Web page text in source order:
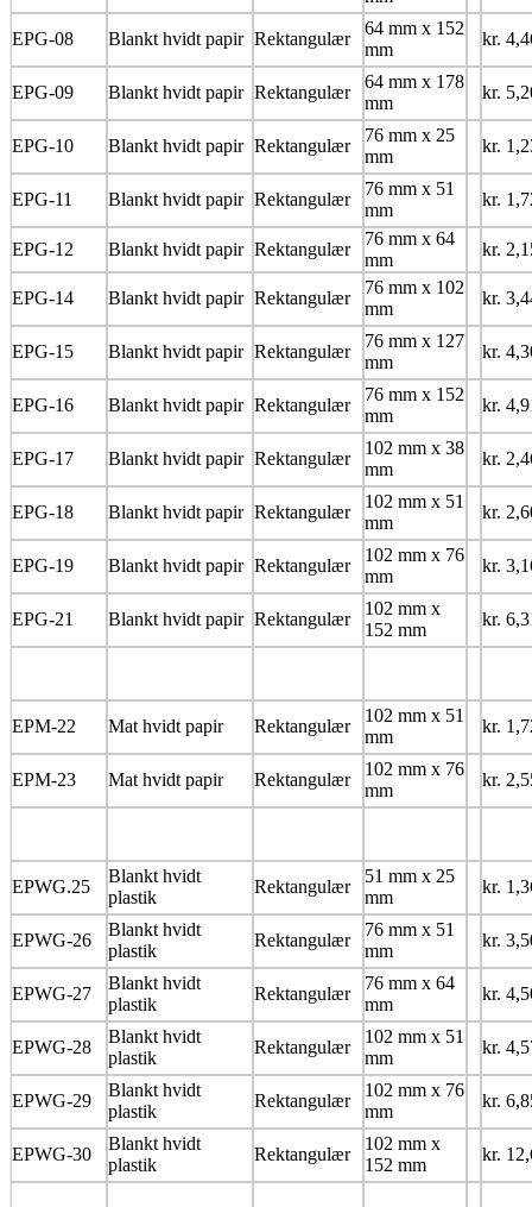
EPG-08 Blankt hvidt papir Rektangulær
64 mm x 152
mm
kr.
EPG-09 Blankt hvidt papir Rektangulær
64 mm x 178
mm
kr.
EPG-10 Blankt hvidt papir Rektangulær
76 mm x 25
mm
kr.
EPG-11 Blankt hvidt papir Rektangulær
76 mm x 51
mm
kr.
EPG-12 Blankt hvidt papir Rektangulær
76 mm x 64
mm
kr.
EPG-14 Blankt hvidt papir Rektangulær
76 mm x 102
mm
kr.
EPG-15 Blankt hvidt papir Rektangulær
76 mm x 127
mm
kr.
EPG-16 Blankt hvidt papir Rektangulær
76 mm x 152
mm
kr.
EPG-17 Blankt hvidt papir Rektangulær
102 mm x 38
mm
kr.
EPG-18 Blankt hvidt papir Rektangulær
102 mm x 51
mm
kr.
EPG-19 Blankt hvidt papir Rektangulær
102 mm x 76
mm
kr.
EPG-21 Blankt hvidt papir Rektangulær
102 mm x
152 mm
kr.
EPM-22 Mat hvidt papir Rektangulær
102 mm x 51
mm
kr.
EPM-23 Mat hvidt papir Rektangulær
102 mm x 76
mm
kr.
EPWG.25
Blankt hvidt
plastik
Rektangulær
51 mm x 25
mm
kr.
EPWG-26
Blankt hvidt
plastik
Rektangulær
76 mm x 51
mm
kr.
EPWG-27
Blankt hvidt
plastik
Rektangulær
76 mm x 64
mm
kr.
EPWG-28
Blankt hvidt
plastik
Rektangulær
102 mm x 51
mm
kr.
EPWG-29
Blankt hvidt
plastik
Rektangulær
102 mm x 76
mm
kr.
EPWG-30
Blankt hvidt
plastik
Rektangulær
102 mm x
152 mm
kr.